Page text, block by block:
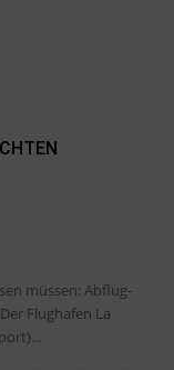
müssen: Abflug-